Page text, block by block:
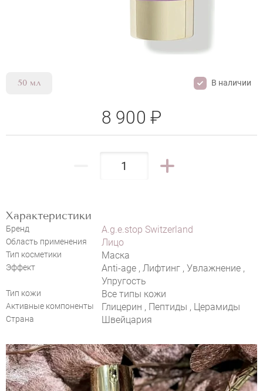
A.G.E.STOP SWITZERLAND PEPTIDE
MATRIX SLEEPING MASK
50 мл В наличии
Характеристики
Бренд A.g.e.stop Switzerland
Область применения Лицо
Тип косметики Маска
Эффект
Anti-age , Лифтинг , Увлажнение ,
Упругость
Тип кожи Все типы кожи
Активные компоненты Глицерин , Пептиды , Церамиды
Страна Швейцария
8 900 ₽
НАПИСАТЬ ОТЗЫВ